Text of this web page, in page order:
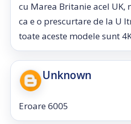
cu Marea Britanie acel UK,
ca e o prescurtare de la U
toate aceste modele sunt
Unknown
Eroare 6005